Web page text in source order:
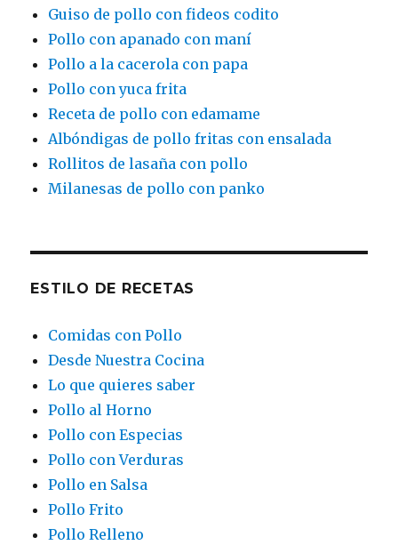
Guiso de pollo con fideos codito
Pollo con apanado con maní
Pollo a la cacerola con papa
Pollo con yuca frita
Receta de pollo con edamame
Albóndigas de pollo fritas con ensalada
Rollitos de lasaña con pollo
Milanesas de pollo con panko
ESTILO DE RECETAS
Comidas con Pollo
Desde Nuestra Cocina
Lo que quieres saber
Pollo al Horno
Pollo con Especias
Pollo con Verduras
Pollo en Salsa
Pollo Frito
Pollo Relleno